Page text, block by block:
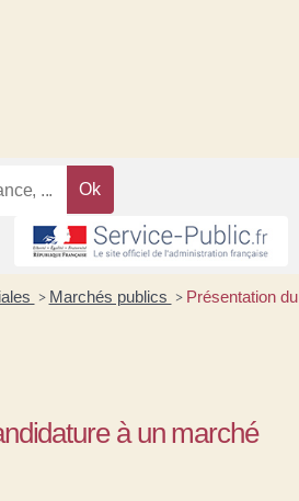
> Marchés publics > Présentation du
à un marché